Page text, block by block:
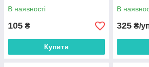
В наявності
105 ₴
Купити
В
325 ₴/